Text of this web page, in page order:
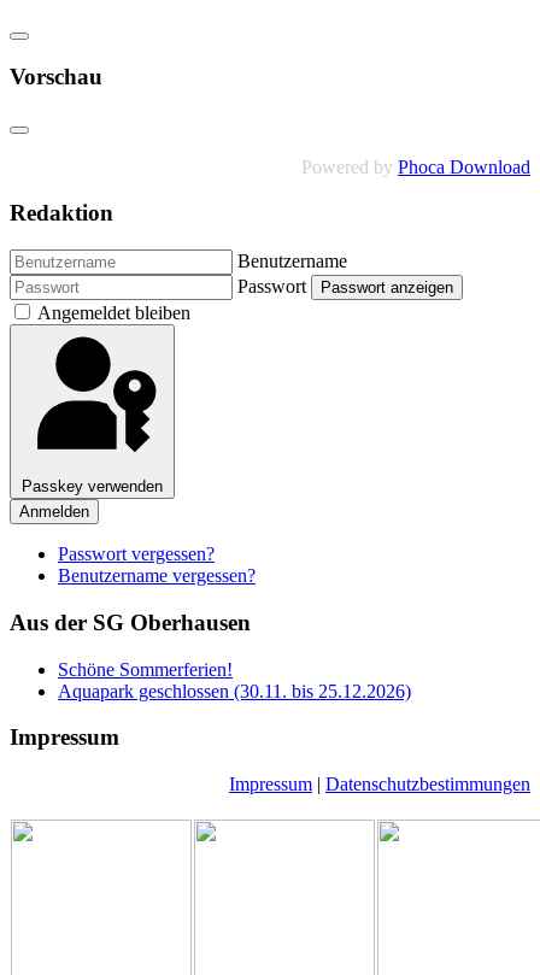
Vorschau
Powered by Phoca Download
Redaktion
Benutzername
Passwort
Passwort anzeigen
Angemeldet bleiben
Passkey verwenden
Anmelden
Passwort vergessen?
Benutzername vergessen?
Aus der SG Oberhausen
Schöne Sommerferien!
Aquapark geschlossen (30.11. bis 25.12.2026)
Impressum
Impressum | Datenschutzbestimmungen